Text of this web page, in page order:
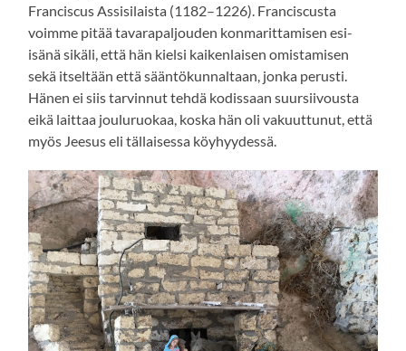
Franciscus Assisilaista (1182–1226). Franciscusta
voimme pitää tavarapaljouden konmarittamisen esi-
isänä sikäli, että hän kielsi kaikenlaisen omistamisen
sekä itseltään että sääntökunnaltaan, jonka perusti.
Hänen ei siis tarvinnut tehdä kodissaan suursiivousta
eikä laittaa jouluruokaa, koska hän oli vakuuttunut, että
myös Jeesus eli tällaisessa köyhyydessä.